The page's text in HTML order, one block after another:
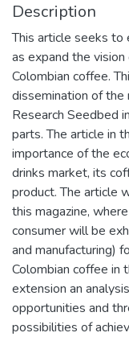
Description
This article seeks
as expand the
Colombian coffee.
dissemination of
Research Seedbed
parts. The article in
importance of the
drinks market, its
product. The article
this magazine,
consumer will be
and manufacturing)
Colombian coffee in
extension an
opportunities and
possibilities of